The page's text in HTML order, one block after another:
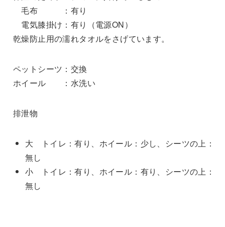
毛布 ：有り
電気膝掛け：有り（電源ON）
乾燥防止用の濡れタオルをさげています。
ペットシーツ：交換
ホイール ：水洗い
排泄物
大 トイレ：有り、ホイール：少し、シーツの上：
無し
小 トイレ：有り、ホイール：有り、シーツの上：
無し